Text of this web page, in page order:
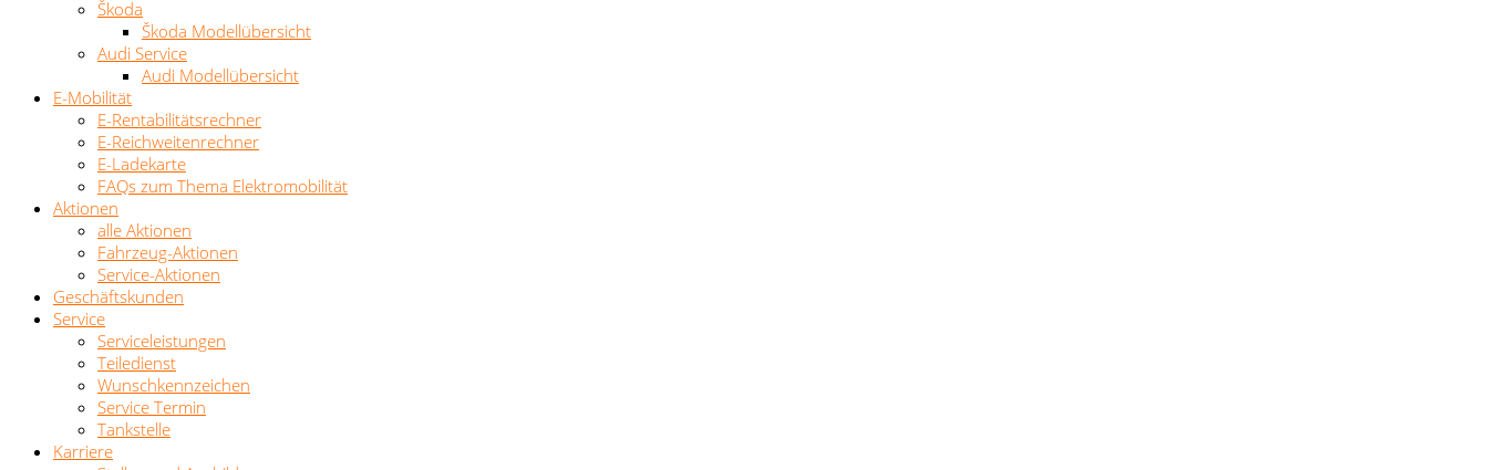
Škoda
Škoda Modellübersicht
Audi Service
Audi Modellübersicht
E-Mobilität
E-Rentabilitätsrechner
E-Reichweitenrechner
E-Ladekarte
FAQs zum Thema Elektromobilität
Aktionen
alle Aktionen
Fahrzeug-Aktionen
Service-Aktionen
Geschäftskunden
Service
Serviceleistungen
Teiledienst
Wunschkennzeichen
Service Termin
Tankstelle
Karriere